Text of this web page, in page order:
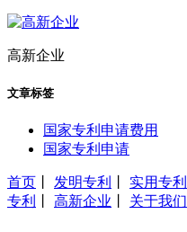
高新企业
文章标签
国家专利申请费用
国家专利申请
首页 发明专利 实用专利
专利
高新企业 关于我们